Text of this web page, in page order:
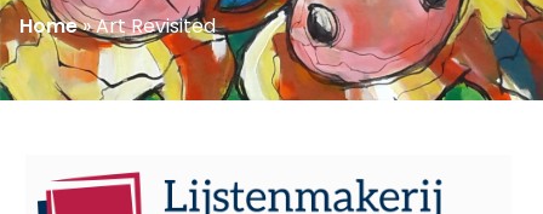
Home»Art Revisited